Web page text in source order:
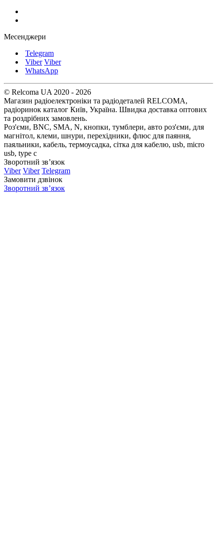
Месенджери
Telegram
Viber Viber
WhatsApp
© Relcoma UA 2020 - 2026
Магазин радіоелектроніки та радіодеталей RELCOMA,
радіоринок каталог Київ, Україна. Швидка доставка оптових
та роздрібних замовлень.
Роз'єми, BNC, SMA, N, кнопки, тумблери, авто роз'єми, для
магнітол, клеми, шнури, перехідники, флюс для паяння,
паяльники, кабель, термоусадка, сітка для кабелю, usb, micro
usb, type c
Зворотний зв’язок
Viber Viber Telegram
Замовити дзвінок
Зворотний зв’язок